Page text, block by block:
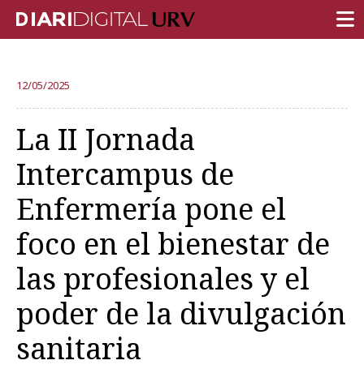
INVESTIGACIÓN
DOCENCIA
INSTITUCIÓN
VIDA EN EL CAMPUS
COMUNIDAD URV
Ámbitos universitarios
12/05/2025
La II Jornada
Intercampus de
Enfermería pone el
foco en el bienestar de
las profesionales y el
poder de la divulgación
sanitaria